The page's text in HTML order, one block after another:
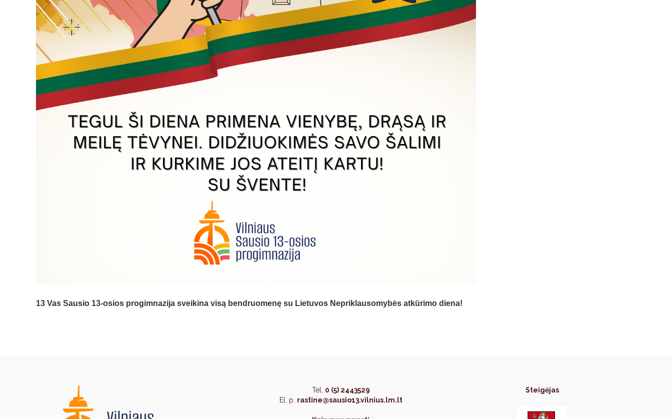
13 Vas Sausio 13-osios progimnazija sveikina visą bendruomenę su Lietuvos Nepriklausomybės atkūrimo diena!
Tel. 0 (5) 2443529
El. p. rastine@sausio13.vilnius.lm.lt
Steigėjas